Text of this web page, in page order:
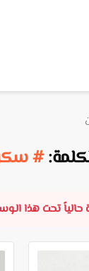
#
حالياً تحت هذا